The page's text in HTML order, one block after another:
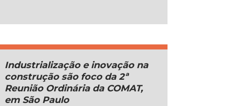
Industrialização e inovação na
construção são foco da 2ª
Reunião Ordinária da COMAT,
em São Paulo